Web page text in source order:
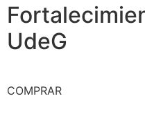
UdeG
COMPRAR